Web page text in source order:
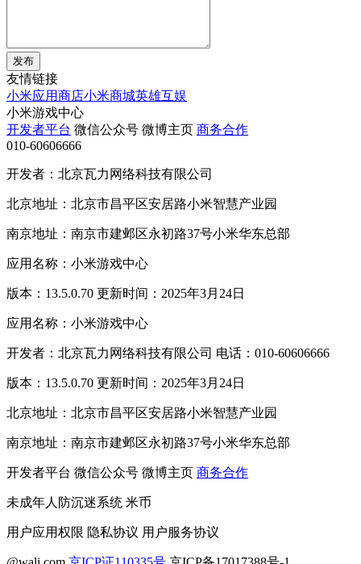
发布
友情链接
小米应用商店小米商城英雄互娱
小米游戏中心
开发者平台 微信公众号 微博主页 商务合作
010-60606666
开发者：北京瓦力网络科技有限公司
北京地址：北京市昌平区安居路小米智慧产业园
南京地址：南京市建邺区永初路37号小米华东总部
应用名称：小米游戏中心
版本：13.5.0.70 更新时间：2025年3月24日
应用名称：小米游戏中心
开发者：北京瓦力网络科技有限公司 电话：010-60606666
版本：13.5.0.70 更新时间：2025年3月24日
北京地址：北京市昌平区安居路小米智慧产业园
南京地址：南京市建邺区永初路37号小米华东总部
开发者平台 微信公众号 微博主页 商务合作
未成年人防沉迷系统 米币
用户应用权限 隐私协议 用户服务协议